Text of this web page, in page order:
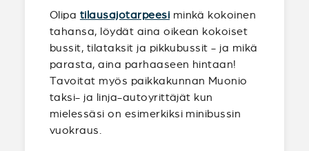
Olipa tilausajotarpeesi minkä kokoinen
tahansa, löydät aina oikean kokoiset
bussit, tilataksit ja pikkubussit - ja mikä
parasta, aina parhaaseen hintaan!
Tavoitat myös paikkakunnan Muonio
taksi- ja linja-autoyrittäjät kun
mielessäsi on esimerkiksi minibussin
vuokraus.